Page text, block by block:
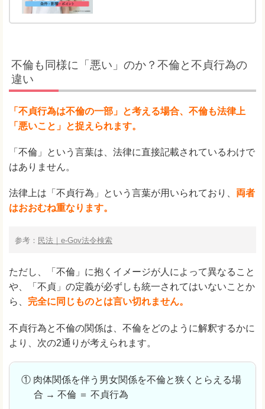
不倫も同様に「悪い」のか？不倫と不貞行為の
違い
「不貞行為は不倫の一部」と考える場合、不倫も法律上
「悪いこと」と捉えられます。
「不倫」という言葉は、法律に直接記載されているわけで
はありません。
法律上は「不貞行為」という言葉が用いられており、 両者
はおおむね重なります。
参考： 民法｜e-Gov法令検索
ただし、「不倫」に抱くイメージが人によって異なること
や、「不貞」の定義が必ずしも統一されてはいないことか
ら、 完全に同じものとは言い切れません。
不貞行為と不倫の関係は、不倫をどのように解釈するかに
より、次の2通りが考えられます。
① 肉体関係を伴う男女関係を不倫と狭くとらえる場
合 → 不倫 ＝ 不貞行為